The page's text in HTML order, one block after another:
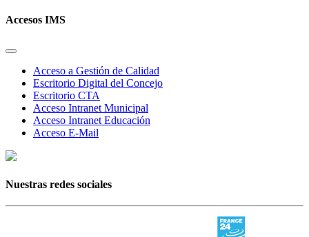
Accesos IMS
Acceso a Gestión de Calidad
Escritorio Digital del Concejo
Escritorio CTA
Acceso Intranet Municipal
Acceso Intranet Educación
Acceso E-Mail
Nuestras redes sociales